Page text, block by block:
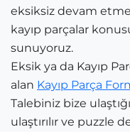
eksiksiz devam
kayıp parçalar
sunuyoruz.
Eksik ya da Kayıp
alan Kayıp Parça
Talebiniz bize
ulaştırılır ve puzzle